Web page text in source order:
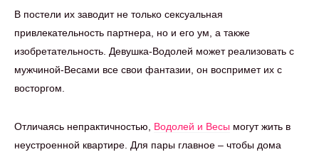
В постели их заводит не только сексуальная
привлекательность партнера, но и его ум, а также
изобретательность. Девушка-Водолей может реализовать с
мужчиной-Весами все свои фантазии, он воспримет их с
восторгом.
Отличаясь непрактичностью, Водолей и Весы могут жить в
неустроенной квартире. Для пары главное – чтобы дома